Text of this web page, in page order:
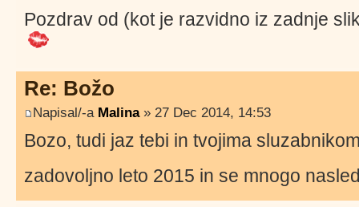
Pozdrav od (kot je razvidno iz zadnje
Re: Božo
Napisal/-a Malina» 27 Dec 2014, 14:53
Bozo, tudi jaz tebi in tvojima
zadovoljno leto 2015 in se mnogo